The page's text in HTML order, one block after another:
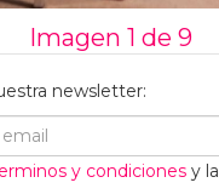
Imagen 1 de 9
newsletter:
y condiciones y la